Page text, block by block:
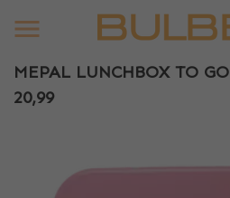
MEPAL LUNCHBOX TO GO
20,99